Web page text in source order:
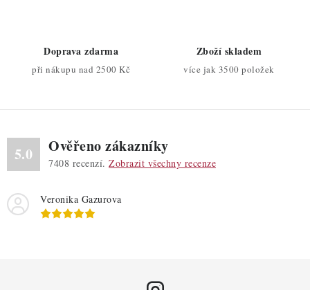
v
ý
i
s
u
Doprava zdarma
při nákupu nad 2500 Kč
Zboží skladem
více jak 3500 položek
5.0 Ověřeno zákazníky
7408 recenzí. Zobrazit všechny recenze
Veronika Gazurova